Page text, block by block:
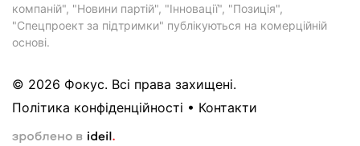
компаній", "Новини партій", "Інновації", "Позиція",
"Спецпроект за підтримки" публікуються на комерційній
основі.
© 2026 Фокус. Всі права захищені.
Політика конфіденційності • Контакти